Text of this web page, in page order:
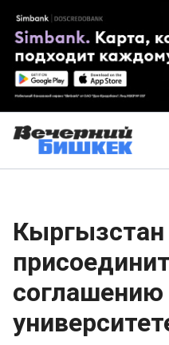
Кыргызстан